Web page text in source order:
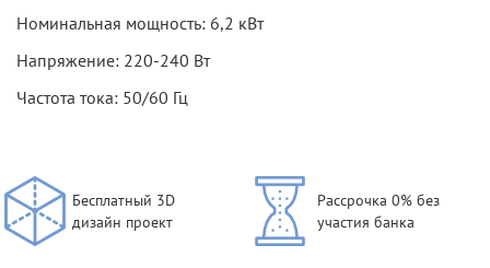
Номинальная мощность: 6,2 кВт
Напряжение: 220-240 Вт
Частота тока: 50/60 Гц
Бесплатный 3D
дизайн проект
Рассрочка 0% без
участия банка